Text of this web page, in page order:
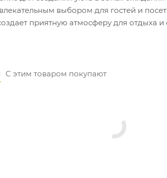
выбором для гостей и
приятную атмосферу для отдыха и
С этим товаром покупают